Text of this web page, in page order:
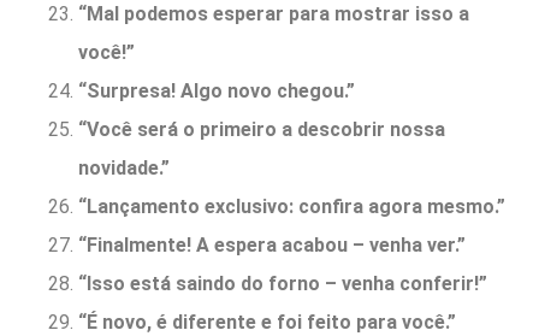
“Mal podemos esperar para mostrar isso a
você!”
“Surpresa! Algo novo chegou.”
“Você será o primeiro a descobrir nossa
novidade.”
“Lançamento exclusivo: confira agora mesmo.”
“Finalmente! A espera acabou – venha ver.”
“Isso está saindo do forno – venha conferir!”
“É novo, é diferente e foi feito para você.”